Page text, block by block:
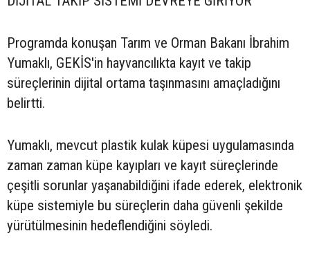
Programda konuşan Tarım ve Orman Bakanı İbrahim
Yumaklı, GEKİS'in hayvancılıkta kayıt ve takip
süreçlerinin dijital ortama taşınmasını amaçladığını
belirtti.
Yumaklı, mevcut plastik kulak küpesi uygulamasında
zaman zaman küpe kayıpları ve kayıt süreçlerinde
çeşitli sorunlar yaşanabildiğini ifade ederek, elektronik
küpe sistemiyle bu süreçlerin daha güvenli şekilde
yürütülmesinin hedeflendiğini söyledi.